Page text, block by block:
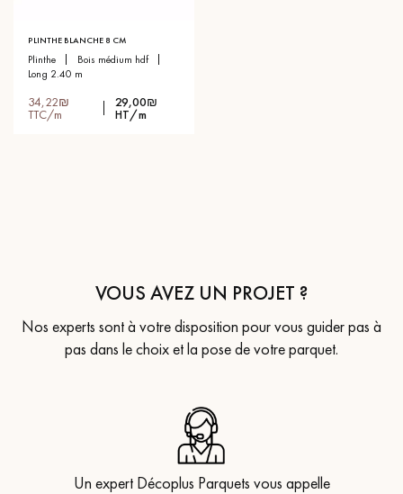
PLINTHE BLANCHE 8 CM
plinthe
bois médium hdf
long 2.40 m
34,22₪
TTC/m
29,00₪
HT/m
VOUS AVEZ UN PROJET ?
Nos experts sont à votre disposition pour vous guider pas à
pas dans le choix et la pose de votre parquet.
Un expert Décoplus Parquets vous appelle